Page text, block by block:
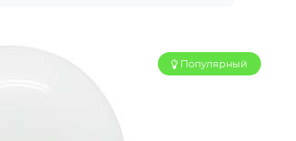
Популярный